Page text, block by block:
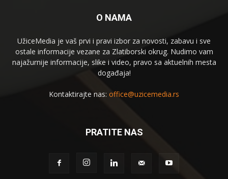
O NAMA
UžiceMedia je vaš prvi i pravi izbor za novosti, zabavu i sve
ostale informacije vezane za Zlatiborski okrug. Nudimo vam
najažurnije informacije, slike i video, pravo sa aktuelnih mesta
događaja!
Kontaktirajte nas: office@uzicemedia.rs
PRATITE NAS